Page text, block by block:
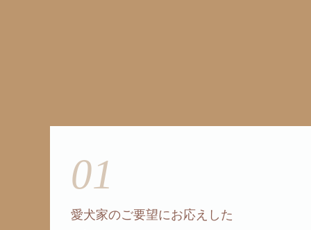
01
愛犬家のご要望にお応えした